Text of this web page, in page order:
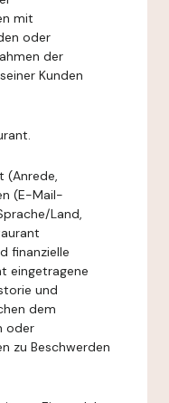
mit
oder
der
Kunden
(Anrede,
(E-Mail-
Land,
finanzielle
eingetragene
und
dem
oder
zu Beschwerden